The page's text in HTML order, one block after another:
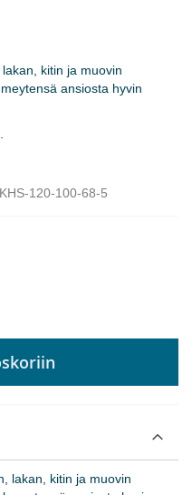
kitin ja muovin
ansiosta hyvin
120-100-68-5
lakan, kitin ja muovin